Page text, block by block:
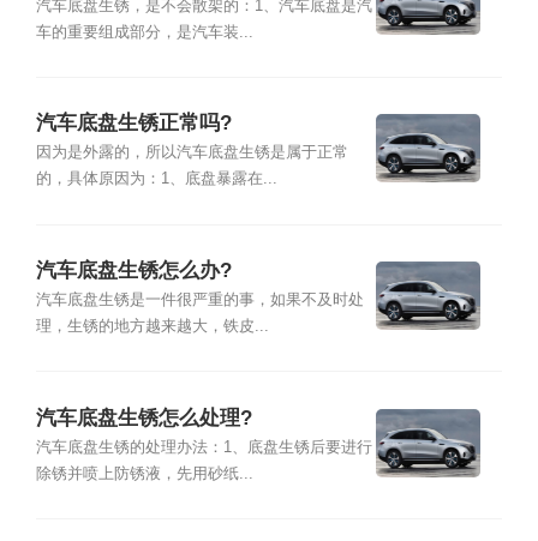
汽车底盘生锈，是不会散架的：1、汽车底盘是汽
车的重要组成部分，是汽车装...
汽车底盘生锈正常吗?
因为是外露的，所以汽车底盘生锈是属于正常
的，具体原因为：1、底盘暴露在...
汽车底盘生锈怎么办?
汽车底盘生锈是一件很严重的事，如果不及时处
理，生锈的地方越来越大，铁皮...
汽车底盘生锈怎么处理?
汽车底盘生锈的处理办法：1、底盘生锈后要进行
除锈并喷上防锈液，先用砂纸...